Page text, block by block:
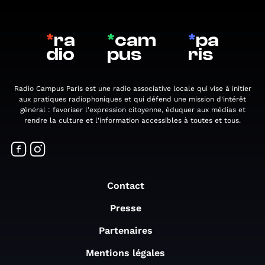
*ra
dio
*cam
pus
*pa
ris
Radio Campus Paris est une radio associative locale qui vise à initier
aux pratiques radiophoniques et qui défend une mission d'intérêt
général : favoriser l'expression citoyenne, éduquer aux médias et
rendre la culture et l'information accessibles à toutes et tous.
Contact
Presse
Partenaires
Mentions légales